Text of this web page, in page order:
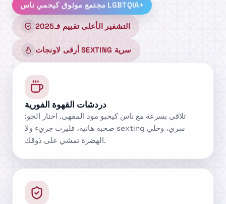
مجتمع موثوق كيحمي ناس LGBTQIA+
التشفير الأعلى تقييم فـ2025
أرقى لاونجات SEXTING سرية
دردشات القهوة الفورية
تلاقى بسرعة مع ناس كيحبو مود المقهى. اختار الجو:
صحبة هانية، فليرت جريء ولا sexting سري، وخلي
الهضرة تمشي على ذوقك.